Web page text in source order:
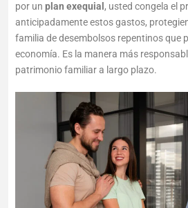
por un plan exequial , usted congela el
anticipadamente estos gastos,
familia de desembolsos repentinos que
economía. Es la manera más
patrimonio familiar a largo plazo.